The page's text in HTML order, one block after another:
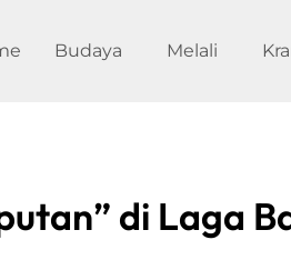
Budaya Melali
di Laga